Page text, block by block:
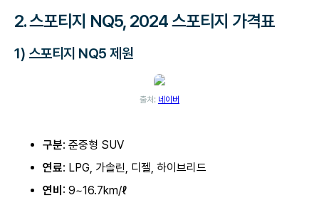
2.스포티지 NQ5, 2024 스포티지 가격표
1) 스포티지 NQ5 제원
출처: 네이버
구분: 준중형 SUV
연료: LPG, 가솔린, 디젤, 하이브리드
연비 : 9~16.7km/ℓ